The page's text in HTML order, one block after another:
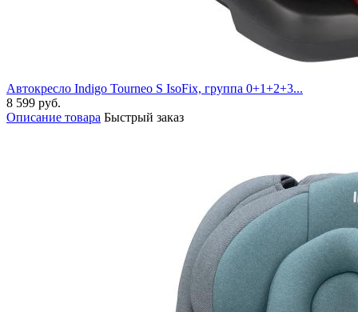
Автокресло Indigo Tourneo S IsoFix, группа 0+1+2+3...
8 599 руб.
Описание товара Быстрый заказ